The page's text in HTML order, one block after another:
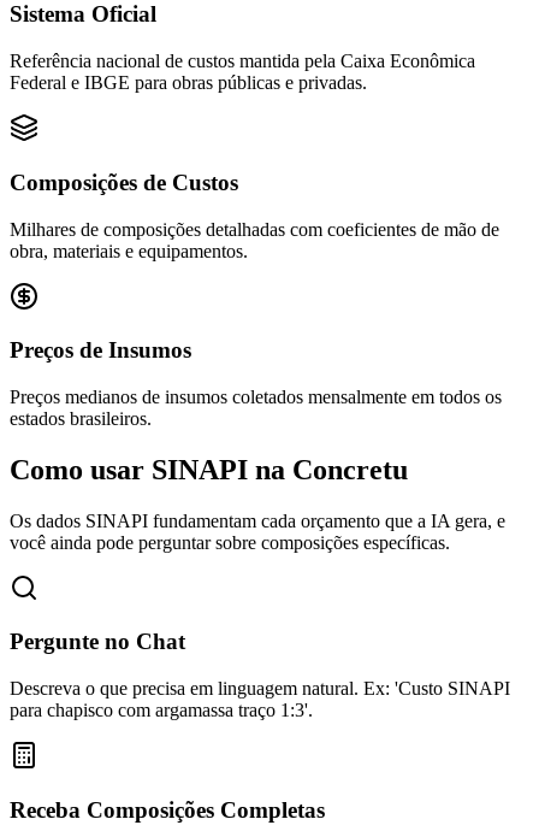
Sistema Oficial
Referência nacional de custos mantida pela Caixa Econômica
Federal e IBGE para obras públicas e privadas.
Composições de Custos
Milhares de composições detalhadas com coeficientes de mão de
obra, materiais e equipamentos.
Preços de Insumos
Preços medianos de insumos coletados mensalmente em todos os
estados brasileiros.
Como usar SINAPI na Concretu
Os dados SINAPI fundamentam cada orçamento que a IA gera, e
você ainda pode perguntar sobre composições específicas.
Pergunte no Chat
Descreva o que precisa em linguagem natural. Ex: 'Custo SINAPI
para chapisco com argamassa traço 1:3'.
Receba Composições Completas